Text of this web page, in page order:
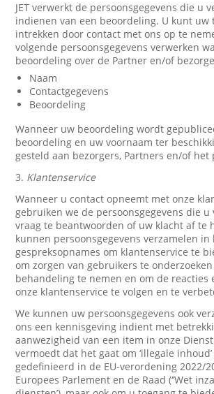
JET verwerkt de persoonsgegevens die u
indienen van een beoordeling. U kunt uw
intrekken door contact met ons op te
volgende persoonsgegevens verwerken
beoordeling over de Partner en/of
Naam
Contactgegevens
Beoordeling
Wanneer uw beoordeling wordt
beoordeling en uw voornaam ter
gesteld aan bezorgers, Partners en/of het
3. Klantenservice
Wanneer u contact opneemt met onze
gebruiken we de persoonsgegevens die
vraag te beantwoorden of uw klacht af te
kunnen persoonsgegevens verzamelen in
gespreksopnames om klantenservice te
om zorgen van gebruikers te
behandeling te nemen en om de reacties
onze klantenservice te volgen en te
We kunnen uw persoonsgegevens ook
ons een kennisgeving indient met
aanwezigheid van een item in onze
vermoedt dat het gaat om ‘illegale inhoud’
gedefinieerd in de EU-verordening 2022/
Europees Parlement en de Raad (‘’Wet